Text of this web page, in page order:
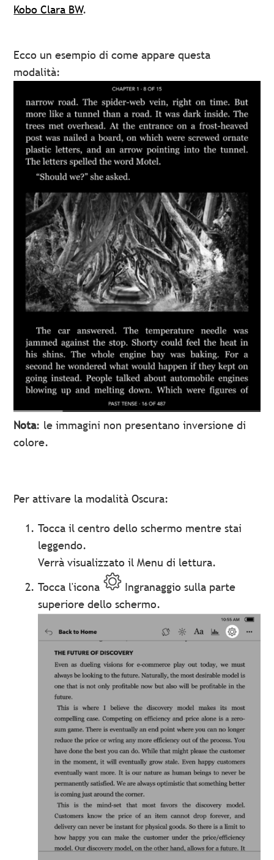
Kobo Clara BW.
Ecco un esempio di come appare questa
modalità:
Nota: le immagini non presentano inversione di
colore.
Per attivare la modalità Oscura:
Tocca il centro dello schermo mentre stai
leggendo.
Verrà visualizzato il Menu di lettura.
Tocca l'icona
Ingranaggio sulla parte
superiore dello schermo.